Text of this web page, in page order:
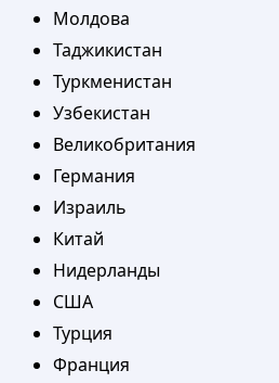
Молдова
Таджикистан
Туркменистан
Узбекистан
Великобритания
Германия
Израиль
Китай
Нидерланды
США
Турция
Франция